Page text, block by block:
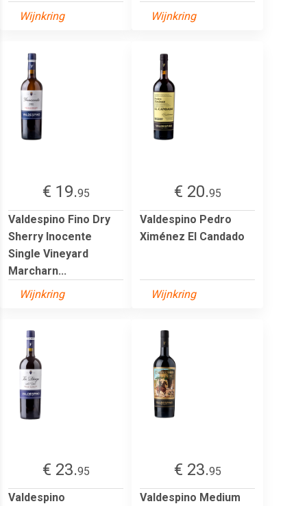
Wijnkring Wijnkring
€ 19.95
Valdespino Fino Dry
Sherry Inocente
Single Vineyard
Marcharn...
Wijnkring
€ 20.95
Valdespino Pedro
Ximénez El Candado
Wijnkring
€ 23.95
Valdespino
€ 23.95
Valdespino Medium